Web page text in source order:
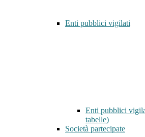
Enti pubblici vigilati
Enti pubblici
tabelle)
Società partecipate